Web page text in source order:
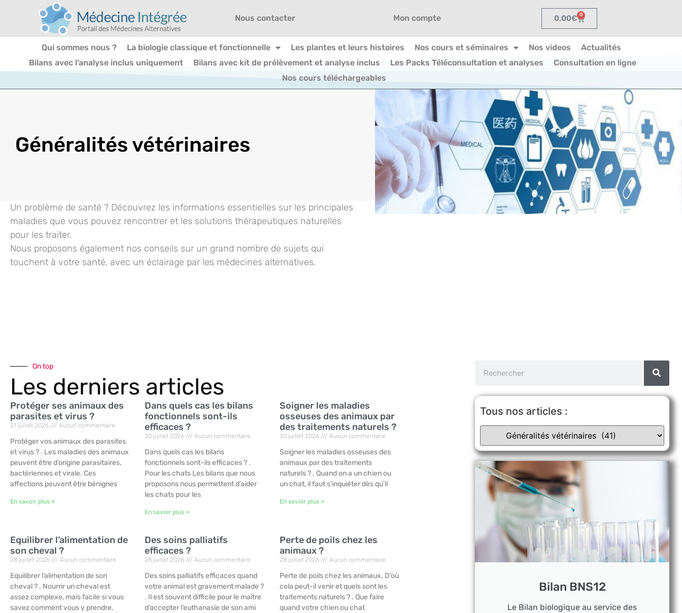
Nous contacter Mon compte 0,00€ 0
Qui sommes nous ? La biologie classique et fonctionnelle Les plantes et leurs histoires Nos cours et séminaires Nos videos
Actualités
Bilans avec l’analyse inclus uniquement
Bilans avec kit de prélèvement et analyse inclus Les Packs Téléconsultation et analyses
Consultation en ligne
Nos cours téléchargeables
Généralités vétérinaires
Un problème de santé ? Découvrez les informations essentielles sur les principales
maladies que vous pouvez rencontrer et les solutions thérapeutiques naturelles
pour les traiter.
Nous proposons également nos conseils sur un grand nombre de sujets qui
touchent à votre santé, avec un éclairage par les médecines alternatives.
On top
Les derniers articles
Protéger ses animaux des
parasites et virus ?
31 juillet 2026 Aucun commentaire
Protéger vos animaux des parasites
et virus ? . Les maladies des animaux
peuvent être d’origine parasitaires,
bactériennes et virale. Ces
affections peuvent être bénignes
En savoir plus »
Dans quels cas les bilans
fonctionnels sont-ils
efficaces ?
30 juillet 2026 Aucun commentaire
Dans quels cas les bilans
fonctionnels sont-ils efficaces ? .
Pour les chats Les bilans que nous
proposons nous permettent d’aider
les chats pour les
En savoir plus »
Soigner les maladies
osseuses des animaux par
des traitements naturels ?
30 juillet 2026 Aucun commentaire
Soigner les maladies osseuses des
animaux par des traitements
naturels ? . Quand on a un chien ou
un chat, il faut s’inquiéter dès qu’il
En savoir plus »
Equilibrer l’alimentation de
son cheval ?
28 juillet 2026 Aucun commentaire
Equilibrer l’alimentation de son
cheval ? . Nourrir un cheval est
assez complexe, mais facile si vous
savez comment vous y prendre.
Des soins palliatifs
efficaces ?
28 juillet 2026 Aucun commentaire
Des soins palliatifs efficaces quand
votre animal est gravement malade ?
. Il est souvent difficile pour le maître
d’accepter l’euthanasie de son ami
Perte de poils chez les
animaux ?
28 juillet 2026 Aucun commentaire
Perte de poils chez les animaux. D’où
cela peut-il venir et quels sont les
traitements naturels ? . Que faire
quand votre chien ou chat
Tous nos articles :
Bilan BNS12
Le Bilan biologique au service des